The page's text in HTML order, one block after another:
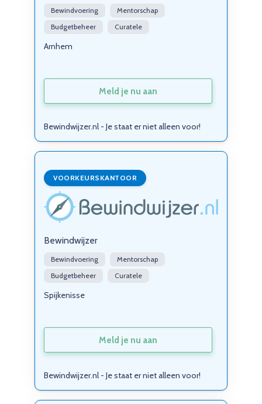
Bewindvoering
Mentorschap
Budgetbeheer
Curatele
Arnhem
Meld je nu aan
Bewindwijzer.nl - Je staat er niet alleen voor!
VOORKEURSKANTOOR
Bewindwijzer
Bewindvoering
Mentorschap
Budgetbeheer
Curatele
Spijkenisse
Meld je nu aan
Bewindwijzer.nl - Je staat er niet alleen voor!